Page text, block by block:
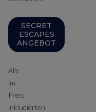
SECRET
ESCAPES
ANGEBOT
Alle
im
Preis
inkludierten